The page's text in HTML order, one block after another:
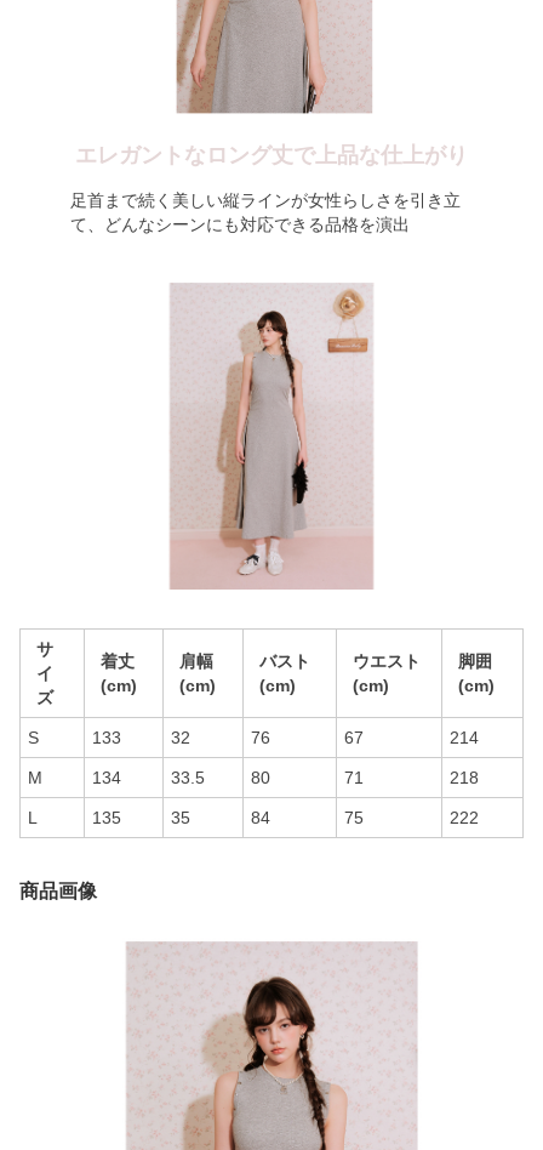
エレガントなロング丈で上品な仕上がり
足首まで続く美しい縦ラインが女性らしさを引き立
て、どんなシーンにも対応できる品格を演出
サ
イ
ズ
着丈
(cm)
肩幅
(cm)
バスト
(cm)
ウエスト
(cm)
脚囲
(cm)
S 133 32 76 67 214
M 134 33.5 80 71 218
L 135 35 84 75 222
商品画像